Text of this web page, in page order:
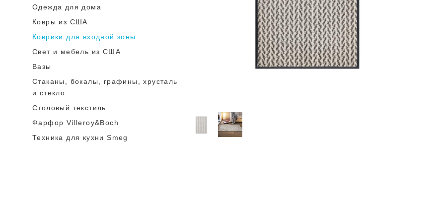
Одежда для дома
Ковры из США
Коврики для входной зоны
Cвет и мебель из США
Вазы
Стаканы, бокалы, графины, хрусталь
и стекло
Столовый текстиль
Фарфор Villeroy&Boch
Техника для кухни Smeg